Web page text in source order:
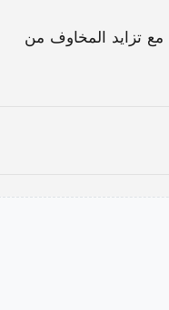
تزايد المخاوف من